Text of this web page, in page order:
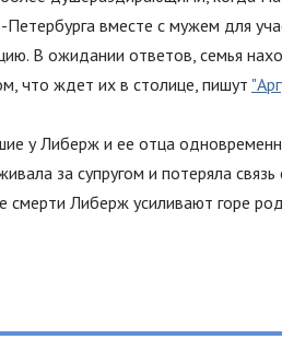
вместе с мужем для
В ожидании ответов, семья
что ждет их в столице, пишут
у Либерж и ее отца
за супругом и потеряла
смерти Либерж усиливают горе